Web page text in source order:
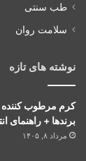
طب سنتی
سلامت روان
نوشته های تازه
کرم مرطوب کننده
برندها + راهنمای
مرداد ۸, ۱۴۰۵